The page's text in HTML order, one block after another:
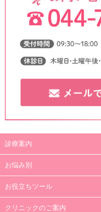
診療案内
お悩み別
お役立ちツール
クリニックのご案内